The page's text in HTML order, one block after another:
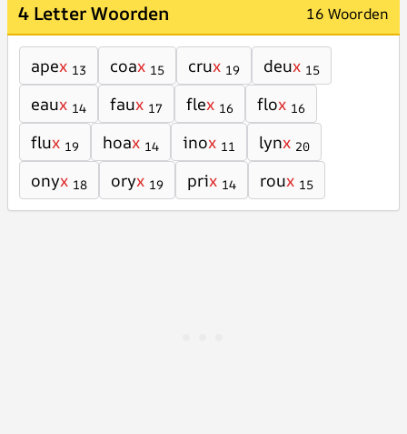
4 Letter Woorden 16 Woorden
apex 13 coax 15 crux 19 deux 15
eaux 14 faux 17 flex 16 flox 16
flux 19 hoax 14 inox 11 lynx 20
onyx 18 oryx 19 prix 14 roux 15